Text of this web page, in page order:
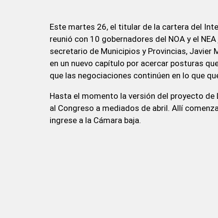
Este martes 26, el titular de la cartera del
reunió con 10 gobernadores del NOA y el
secretario de Municipios y Provincias, Javier
en un nuevo capítulo por acercar posturas
que las negociaciones continúen en lo que
Hasta el momento la versión del proyecto de
al Congreso a mediados de abril. Allí
ingrese a la Cámara baja.